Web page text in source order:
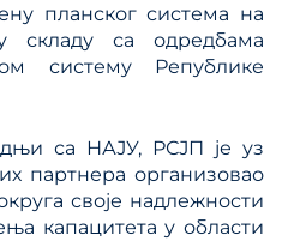
планског система на
складу са одредбама
систему Републике
са НАЈУ, РСЈП је уз
партнера организовао
своје надлежности
капацитета у области